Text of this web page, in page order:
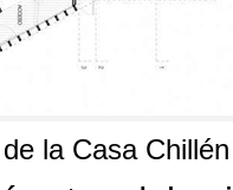
la Casa Chillén